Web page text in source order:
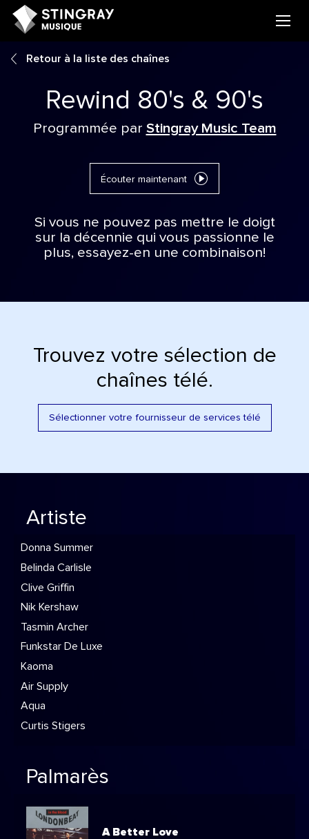
Retour à la liste des chaînes
Rewind 80's & 90's
Programmée par Stingray Music Team
Écouter maintenant
Si vous ne pouvez pas mettre le doigt
sur la décennie qui vous passionne le
plus, essayez-en une combinaison!
Trouvez votre sélection de
chaînes télé.
Sélectionner votre fournisseur de services télé
Artiste
Donna Summer
Belinda Carlisle
Clive Griffin
Nik Kershaw
Tasmin Archer
Funkstar De Luxe
Kaoma
Air Supply
Aqua
Curtis Stigers
Palmarès
A Better Love